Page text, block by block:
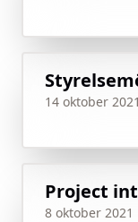
14 oktober 2021
Project
8 oktober 2021